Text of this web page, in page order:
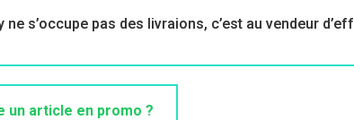
ne s’occupe pas des livraions, c’est au vendeur
un article en promo ?